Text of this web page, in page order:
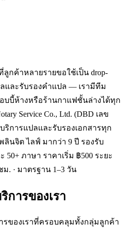
กค้าหลายรายขอใช้เป็น drop-
และรับรองคำแปล — เรามีทีม
บบี้ห้างหรือร้านกาแฟชั้นล่างได้ทุก
Service Co., Ltd. (DBD เลข
บริการแปลและรับรองเอกสารทุก
นจิต ไลฟ์ มากว่า 9 ปี รองรับ
50+ ภาษา ราคาเริ่ม ฿500 ระยะ
ม. · มาตรฐาน 1–3 วัน
การของเรา
รของเราที่ครอบคลุมทั้งกลุ่มลูกค้า